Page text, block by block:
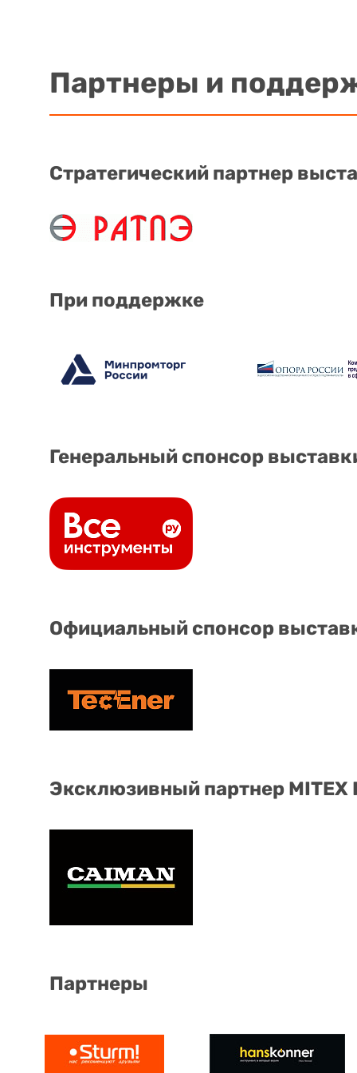
Партнеры и
Стратегический партнер
При поддержке
Генеральный спонсор
Официальный спонсор
Эксклюзивный партнер
Партнеры